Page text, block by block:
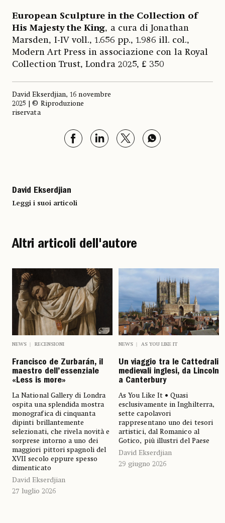
European Sculpture in the Collection of
His Majesty the King, a cura di Jonathan
Marsden, I-IV voll., 1.656 pp., 1.986 ill. col.,
Modern Art Press in associazione con la Royal
Collection Trust, Londra 2025, £ 350
David Ekserdjian, 16 novembre
2025 | © Riproduzione
riservata
David Ekserdjian
Leggi i suoi articoli
Altri articoli dell'autore
NEWS RECENSIONI
Francisco de Zurbarán, il
maestro dell’essenziale
«Less is more»
La National Gallery di Londra
ospita una splendida mostra
monografica di cinquanta
dipinti brillantemente
selezionati, che rivela novità e
sorprese intorno a uno dei
maggiori pittori spagnoli del
XVII secolo eppure spesso
dimenticato
David Ekserdjian
27 luglio 2026
NEWS AS YOU LIKE IT
Un viaggio tra le Cattedrali
medievali inglesi, da Lincoln
a Canterbury
As You Like It • Quasi
esclusivamente in Inghilterra,
sette capolavori
rappresentano uno dei tesori
artistici, dal Romanico al
Gotico, più illustri del Paese
David Ekserdjian
29 giugno 2026